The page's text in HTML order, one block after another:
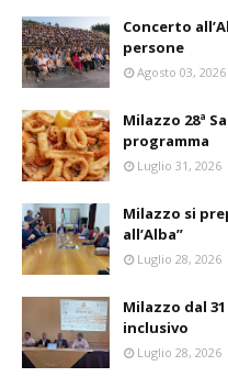
Concerto
persone
Agosto 03, 2026
Milazzo 28ª
programma
Luglio 31, 2026
Milazzo si
all’Alba”
Luglio 28, 2026
Milazzo dal
inclusivo
Luglio 28, 2026